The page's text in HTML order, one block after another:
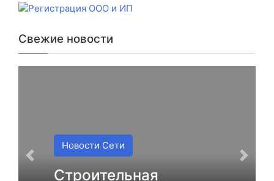
Свежие новости
Новости Сети
Строительная